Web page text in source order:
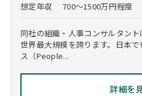
想定年収 700～1500万円程度
同社の組織・人事コンサルタン
世界最大規模を誇ります。日本
ス（People...
詳細を